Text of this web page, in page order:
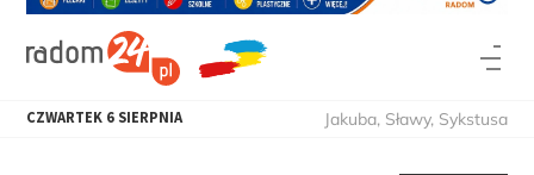
CZWARTEK 6 SIERPNIA Jakuba, Sławy, Sykstusa